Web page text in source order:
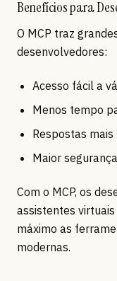
Benefícios para
O MCP traz
desenvolvedores:
Acesso fácil a
Menos tempo
Respostas
Maior
Com o MCP, os
assistentes
máximo as
modernas.